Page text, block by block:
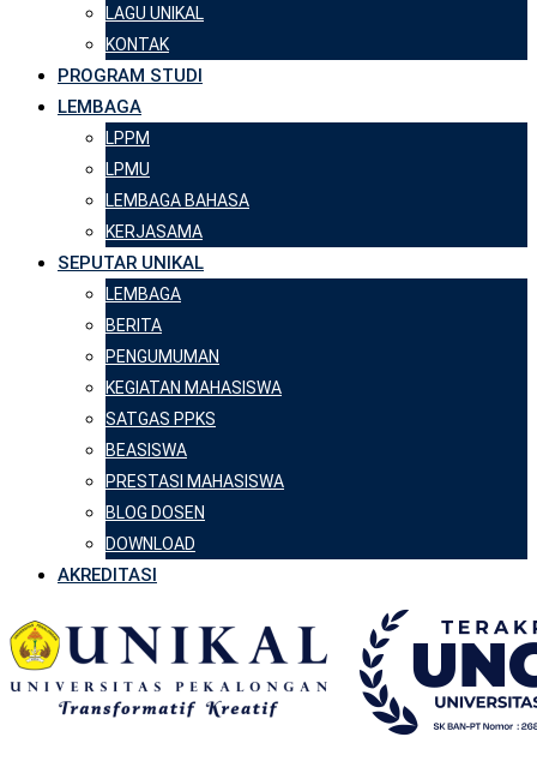
LAGU UNIKAL
KONTAK
PROGRAM STUDI
LEMBAGA
LPPM
LPMU
LEMBAGA BAHASA
KERJASAMA
SEPUTAR UNIKAL
LEMBAGA
BERITA
PENGUMUMAN
KEGIATAN MAHASISWA
SATGAS PPKS
BEASISWA
PRESTASI MAHASISWA
BLOG DOSEN
DOWNLOAD
AKREDITASI